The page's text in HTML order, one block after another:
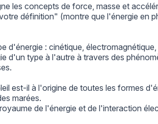
les concepts de force, masse et
définition" (montre que l'énergie en
d'énergie : cinétique,
d'un type à l'autre à travers des
est-il à l'origine de toutes les formes
marées.
de l'énergie et de l'interaction